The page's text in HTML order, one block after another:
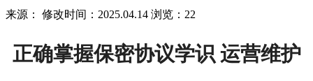
来源： 修改时间：2025.04.14 浏览：22
正确掌握保密协议学识 运营维护